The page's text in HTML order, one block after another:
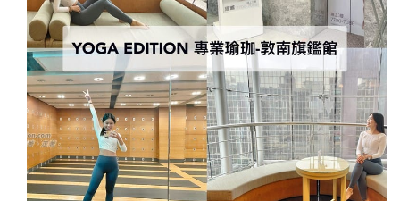
美
~
室
內
活
動
派
對
聚
會
包
王
國
旗
艦
店-
安
雅，
好
玩
耶!!